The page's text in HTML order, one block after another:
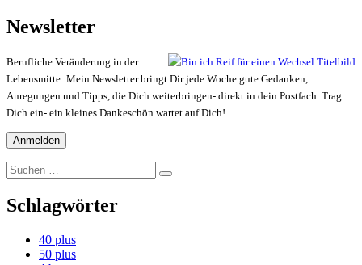
Newsletter
Berufliche Veränderung in der
Lebensmitte: Mein Newsletter bringt Dir jede Woche gute Gedanken,
Anregungen und Tipps, die Dich weiterbringen- direkt in dein Postfach. Trag
Dich ein- ein kleines Dankeschön wartet auf Dich!
Suchen
nach:
Suchen
Schlagwörter
40 plus
50 plus